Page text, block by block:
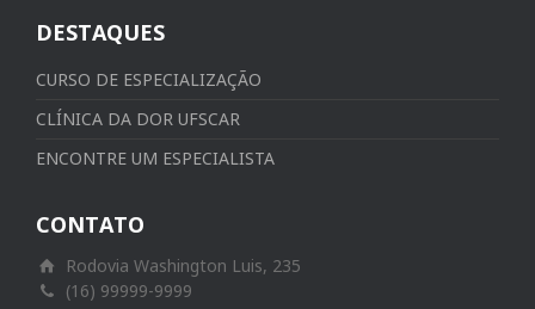
DESTAQUES
CURSO DE ESPECIALIZAÇÃO
CLÍNICA DA DOR UFSCAR
ENCONTRE UM ESPECIALISTA
CONTATO
Rodovia Washington Luis, 235
(16) 99999-9999